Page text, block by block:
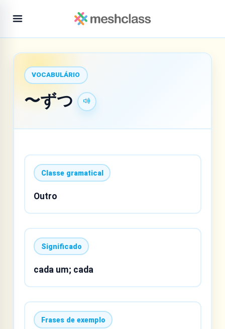
VOCABULÁRIO
〜ずつ
Classe gramatical
Outro
Significado
cada um; cada
Frases de exemplo